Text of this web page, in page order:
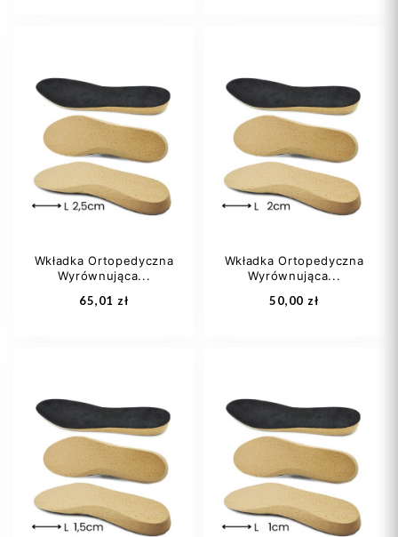
damski męski
Dodaj do koszyka
35 36
37
38
39 +7
Dodaj do koszyka
Wkładka Ortopedyczna
Wyrównująca...
65,01 zł
35 36
37
38
39 +7
Wkładka Ortopedyczna
Wyrównująca...
50,00 zł
35 36
37
38
39 +7